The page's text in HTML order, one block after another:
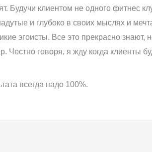
Будучи клиентом не одного фитнес
и глубоко в своих мыслях и
эгоисты. Все это прекрасно знают,
Честно говоря, я жду когда клиенты
всегда надо 100%.